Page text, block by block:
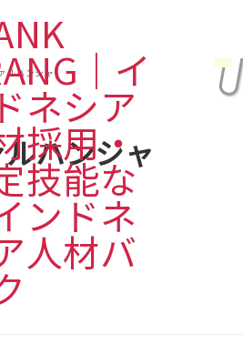
ルハンシャ
ハンシャ